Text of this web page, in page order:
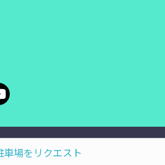
車場をリクエスト
Rights Reserved.